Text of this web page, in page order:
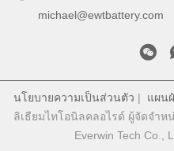
michael@ewtbattery.com
นโยบายความเป็นส่วนตัว | แผน
ลิเธียมไทโอนิลคลอไรด์ ผู้จัดจําห
Everwin Tech Co.,